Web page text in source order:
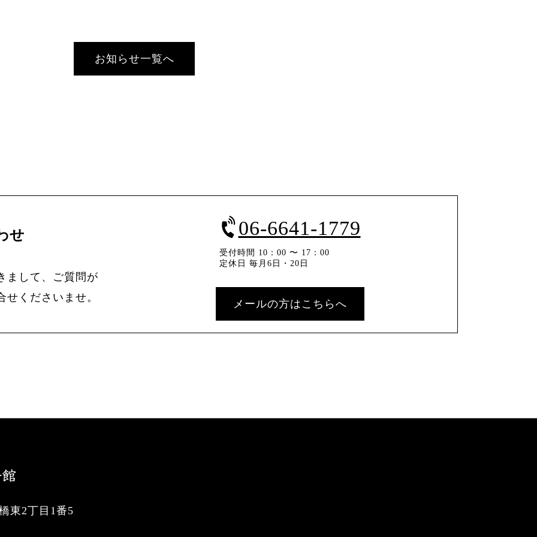
お知らせ一覧へ
せ
まして、ご質問が
くださいませ。
06-6641-1779
受付時間 10：00 〜 17：00
定休日 毎月6日・20日
メールの方はこちらへ
東2丁目1番5